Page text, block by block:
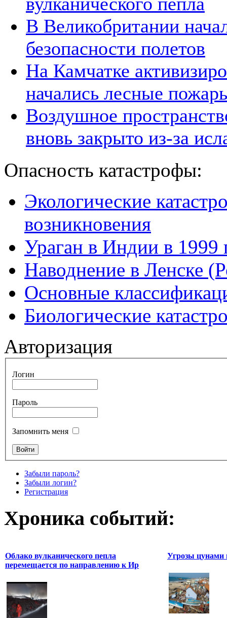
В Великобритании
безопасности полетов
На Камчатке
начались лесные
Воздушное
вновь закрыто из-за
Опасность катастрофы:
Экологические
возникновения
Ураган в Индии в 1999
Наводнение в Ленске
Основные
Биологические
Авторизация
Логин
Пароль
Запомнить меня
Забыли пароль?
Забыли логин?
Регистрация
Хроника событий:
Облако вулканического пепла
перемещается по направлению к Ир
Угрозы цунами